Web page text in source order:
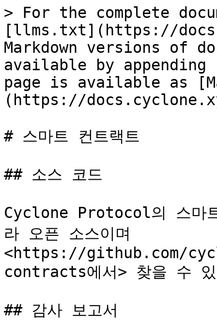
> For the complete
[llms.txt](https://
Markdown versions of
available by
page is available as
(https://
# 스마트 컨트랙트
## 소스 코드
Cyclone Protocol의 스마
라 오픈 소스이며
<https://github.com/
contracts에서> 찾을 수
## 감사 보고서